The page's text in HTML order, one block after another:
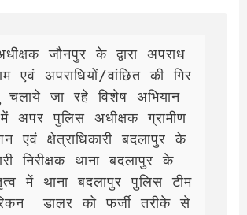
एवं अपराधियों/वांछित की गिर
चलाये जा रहे विशेष अभियान
पुलिस अधीक्षक ग्रामीण
एवं क्षेत्राधिकारी बदलापुर के
निरीक्षक थाना बदलापुर के
में थाना बदलापुर पुलिस टीम
डालर को फर्जी तरीके से